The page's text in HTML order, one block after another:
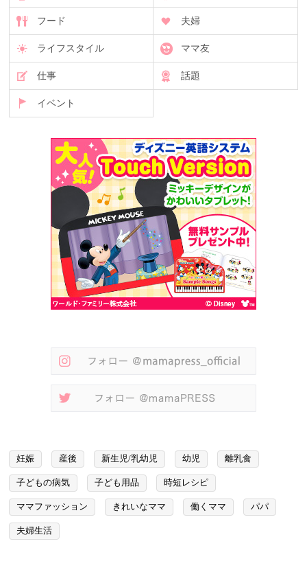
フード 夫婦
ライフスタイル ママ友
仕事 話題
イベント
妊娠 産後 新生児/乳幼児 幼児 離乳食
子どもの病気 子ども用品 時短レシピ
ママファッション きれいなママ 働くママ パパ
夫婦生活